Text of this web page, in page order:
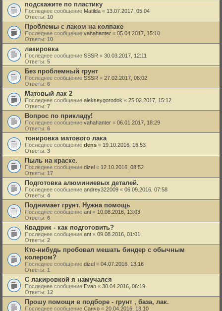
подскажите по пластику
Последнее сообщение Matilda « 13.07.2017, 05:04
Ответы: 10
Проблемы с лаком на колпаке
Последнее сообщение vahahanter « 05.04.2017, 15:10
Ответы: 10
лакировка
Последнее сообщение SSSR « 30.03.2017, 12:11
Ответы: 5
Без проблемный грунт
Последнее сообщение SSSR « 27.02.2017, 08:02
Ответы: 6
Матовый лак 2
Последнее сообщение alekseygorodok « 25.02.2017, 15:12
Ответы: 7
Вопрос по прикладу!
Последнее сообщение vahahanter « 06.01.2017, 18:29
Ответы: 6
тонировка матового лака
Последнее сообщение dens « 19.10.2016, 16:53
Ответы: 3
Пыль на краске.
Последнее сообщение dizel « 12.10.2016, 08:52
Ответы: 17
Подготовка алюминиевых деталей.
Последнее сообщение andrey322009 « 06.09.2016, 07:58
Ответы: 4
Поднимает грунт. Нужна помощь
Последнее сообщение ant « 10.08.2016, 13:03
Ответы: 6
Квадрик - как подготовить?
Последнее сообщение ant « 09.08.2016, 01:01
Ответы: 2
Кто-нибудь пробовал мешать биндер с обычным
колером?
Последнее сообщение dizel « 04.07.2016, 13:16
Ответы: 1
С лакировкой я намучался
Последнее сообщение Evan « 30.04.2016, 06:19
Ответы: 12
Прошу помощи в подборе - грунт , база, лак.
Последнее сообщение Санчо « 20.04.2016, 13:10